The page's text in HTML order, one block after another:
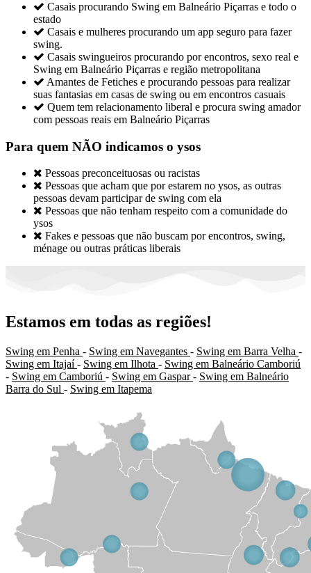
 Casais procurando Swing em Balneário Piçarras e todo o
estado
 Casais e mulheres procurando um app seguro para fazer
swing.
 Casais swingueiros procurando por encontros, sexo real e
Swing em Balneário Piçarras e região metropolitana
 Amantes de Fetiches e procurando pessoas para realizar
suas fantasias em casas de swing ou em encontros casuais
 Quem tem relacionamento liberal e procura swing amador
com pessoas reais em Balneário Piçarras
Para quem NÃO indicamos o ysos
 Pessoas preconceituosas ou racistas
 Pessoas que acham que por estarem no ysos, as outras
pessoas devam participar de swing com ela
 Pessoas que não tenham respeito com a comunidade do
ysos
 Fakes e pessoas que não buscam por encontros, swing,
ménage ou outras práticas liberais
Estamos em todas as regiões!
Swing em Penha - Swing em Navegantes - Swing em Barra Velha -
Swing em Itajaí- Swing em Ilhota - Swing em Balneário Camboriú
- Swing em Camboriú - Swing em Gaspar- Swing em Balneário
Barra do Sul - Swing em Itapema